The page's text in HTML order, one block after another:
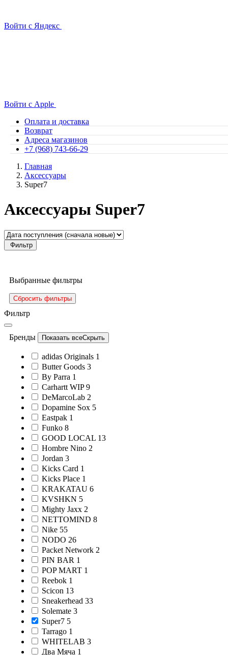
Войти с Яндекс
Войти с Apple
Оплата и доставка
Возврат
Адреса магазинов
+7 (968) 743-66-29
Главная
Аксессуары
Super7
Аксессуары Super7
Фильтр
Выбранные фильтры
Сбросить фильтры
Фильтр
Бренды Показать всеСкрыть
adidas Originals 1
Butter Goods 3
By Parra 1
Carhartt WIP 9
DeMarcoLab 2
Dopamine Sox 5
Eastpak 1
Funko 8
GOOD LOCAL 13
Hombre Nino 2
Jordan 3
Kicks Card 1
Kicks Place 1
KRAKATAU 6
KVSHKN 5
Mighty Jaxx 2
NETTOMIND 8
Nike 55
NODO 26
Packet Network 2
PIN BAR 1
POP MART 1
Reebok 1
Scicon 13
Sneakerhead 33
Solemate 3
Super7 5
Tarrago 1
WHITELAB 3
Два Мяча 1